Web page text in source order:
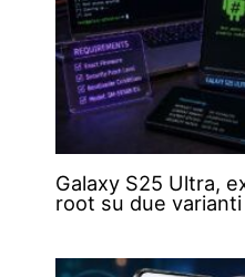
Galaxy S25 Ultra,
root su due varianti